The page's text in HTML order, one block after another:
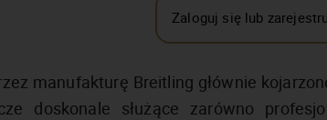
Zaloguj się lub
manufakturę Breitling głównie
doskonale służące zarówno